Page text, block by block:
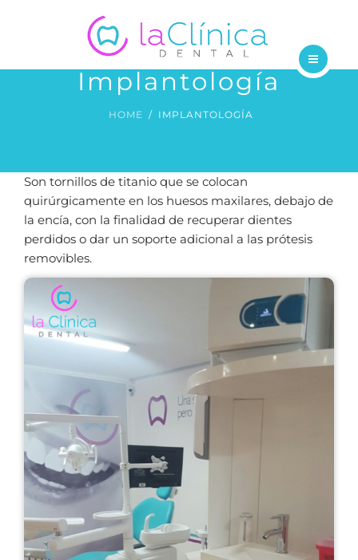
TRATAMIENTOS
DENTISTAS
BLOG
Implantología
HOME IMPLANTOLOGÍA
Son tornillos de titanio que se colocan
quirúrgicamente en los huesos maxilares, debajo de
la encía, con la finalidad de recuperar dientes
perdidos o dar un soporte adicional a las prótesis
removibles.